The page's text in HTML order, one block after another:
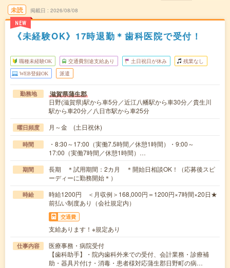
未読
NEW
掲載日 2026/08/08
《未経験OK》17時退勤＊歯科医院で受付！
職種未経験OK 交通費別途支給あり 土日祝日が休み 残業なし
WEB登録OK 派遣
勤務地 滋賀県蒲生郡
日野(滋賀県)駅から車5分／近江八幡駅から車30分／貴生川
駅から車20分／八日市駅から車25分
曜日頻度 月～金 (土日祝休)
時間
・8:30～17:00（実働7.5時間／休憩1時間）・9:00～
17:00（実働7時間／休憩1時間）…
期間
長期 ＊試用期間：2カ月 ＊開始日相談OK！（応募後スピ
ーディーに勤務開始＊）
時給
時給1200円 ＜月収例＞168,000円＝1200円×7時間×20日★
前払い制度あり（会社規定内）
交通費
支給あります！※規定あり
仕事内容
医療事務・病院受付
【歯科助手】・院内歯科外来での受付、会計業務・診療補
助・器具片付け・消毒・患者様対応蒲生郡日野町の病…